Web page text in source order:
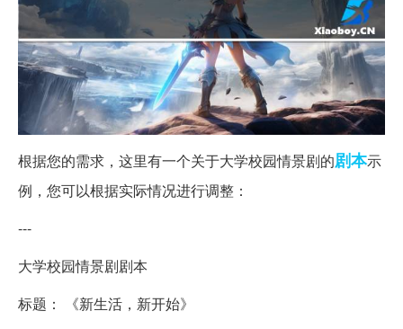
根据您的需求，这里有一个关于大学校园情景剧的剧本示
例，您可以根据实际情况进行调整：
---
大学校园情景剧剧本
标题： 《新生活，新开始》